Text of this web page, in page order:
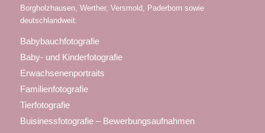
Borgholzhausen, Werther, Versmold, Paderborn sowie
deutschlandweit.
Babybauchfotografie
Baby- und Kinderfotografie
Erwachsenenportraits
Familienfotografie
Tierfotografie
Buisinessfotografie – Bewerbungsaufnahmen